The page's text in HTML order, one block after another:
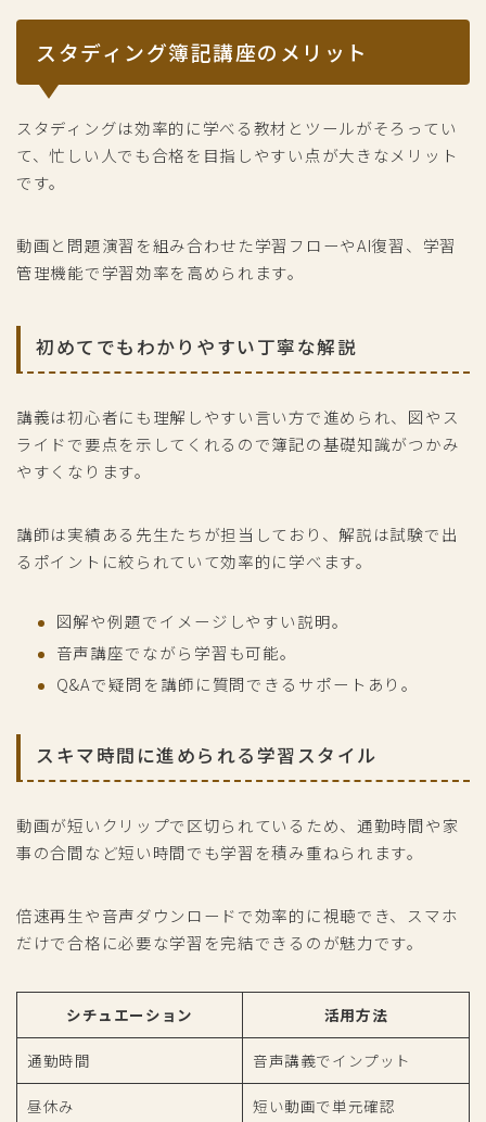
スタディング簿記講座のメリット
スタディングは効率的に学べる教材とツールがそろってい
て、忙しい人でも合格を目指しやすい点が大きなメリット
です。
動画と問題演習を組み合わせた学習フローやAI復習、学習
管理機能で学習効率を高められます。
初めてでもわかりやすい丁寧な解説
講義は初心者にも理解しやすい言い方で進められ、図やス
ライドで要点を示してくれるので簿記の基礎知識がつかみ
やすくなります。
講師は実績ある先生たちが担当しており、解説は試験で出
るポイントに絞られていて効率的に学べます。
図解や例題でイメージしやすい説明。
音声講座でながら学習も可能。
Q&Aで疑問を講師に質問できるサポートあり。
スキマ時間に進められる学習スタイル
動画が短いクリップで区切られているため、通勤時間や家
事の合間など短い時間でも学習を積み重ねられます。
倍速再生や音声ダウンロードで効率的に視聴でき、スマホ
だけで合格に必要な学習を完結できるのが魅力です。
シチュエーション 活用方法
通勤時間 音声講義でインプット
昼休み 短い動画で単元確認